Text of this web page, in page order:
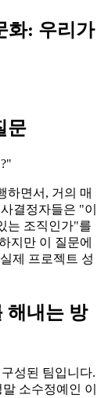
화: 우리가
문
하면서, 거의 매
결정자들은 "이
는 조직인가"를
지만 이 질문에
제 프로젝트 성
해내는 방
성된 팀입니다.
소수정예인 이